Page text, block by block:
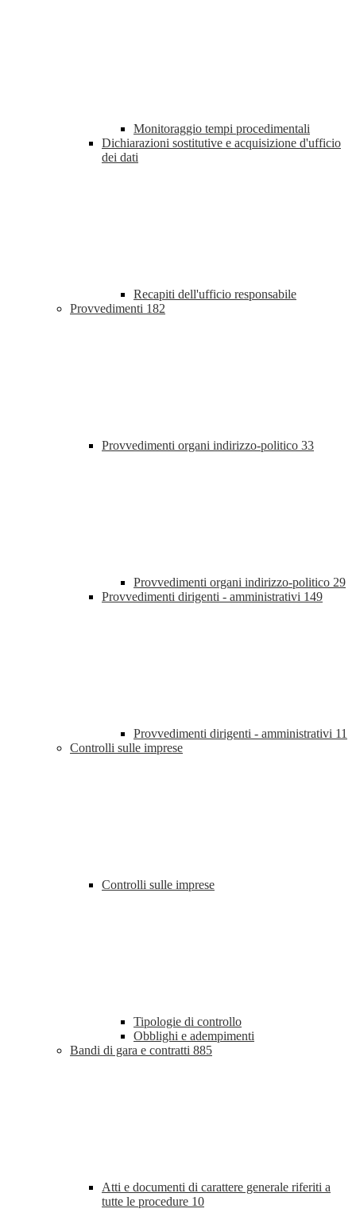
Monitoraggio tempi procedimentali
Dichiarazioni sostitutive e acquisizione d'ufficio
dei dati
Recapiti dell'ufficio responsabile
Provvedimenti 182
Provvedimenti organi indirizzo-politico 33
Provvedimenti organi indirizzo-politico 29
Provvedimenti dirigenti - amministrativi 149
Provvedimenti dirigenti - amministrativi 11
Controlli sulle imprese
Controlli sulle imprese
Tipologie di controllo
Obblighi e adempimenti
Bandi di gara e contratti 885
Atti e documenti di carattere generale riferiti a
tutte le procedure 10